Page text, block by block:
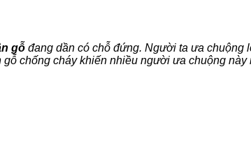
gỗ đang dần có chỗ đứng. Người ta ưa chuộng
chống cháy khiến nhiều người ưa chuộng này